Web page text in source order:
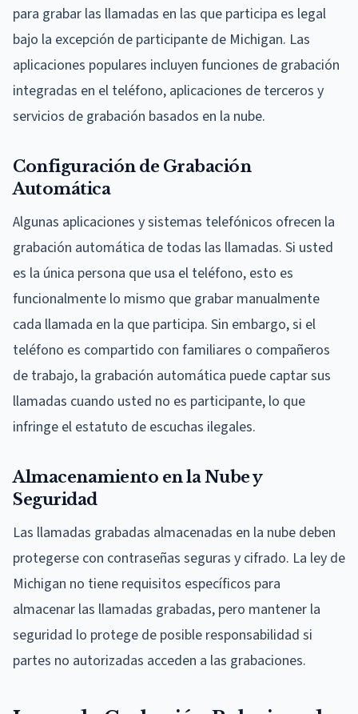
para grabar las llamadas en las que participa es legal
bajo la excepción de participante de Michigan. Las
aplicaciones populares incluyen funciones de grabación
integradas en el teléfono, aplicaciones de terceros y
servicios de grabación basados en la nube.
Configuración de Grabación
Automática
Algunas aplicaciones y sistemas telefónicos ofrecen la
grabación automática de todas las llamadas. Si usted
es la única persona que usa el teléfono, esto es
funcionalmente lo mismo que grabar manualmente
cada llamada en la que participa. Sin embargo, si el
teléfono es compartido con familiares o compañeros
de trabajo, la grabación automática puede captar sus
llamadas cuando usted no es participante, lo que
infringe el estatuto de escuchas ilegales.
Almacenamiento en la Nube y
Seguridad
Las llamadas grabadas almacenadas en la nube deben
protegerse con contraseñas seguras y cifrado. La ley de
Michigan no tiene requisitos específicos para
almacenar las llamadas grabadas, pero mantener la
seguridad lo protege de posible responsabilidad si
partes no autorizadas acceden a las grabaciones.